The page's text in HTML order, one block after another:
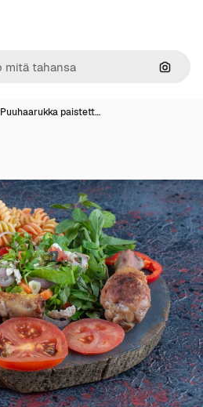
Hae
Puuhaarukka paistett…